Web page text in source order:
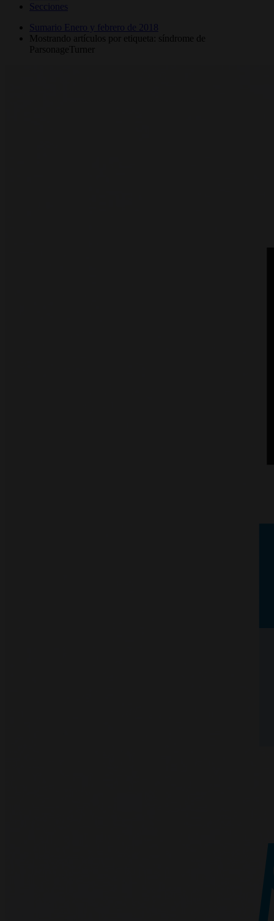
Secciones
Sumario Enero y febrero de 2018
Mostrando artículos por etiqueta: síndrome de
ParsonageTurner